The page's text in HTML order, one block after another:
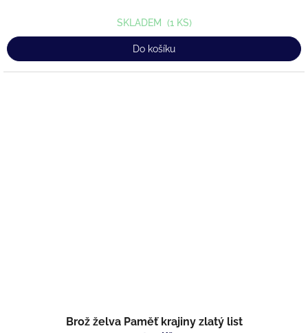
SKLADEM (1 KS)
Do košíku
Brož želva Paměť krajiny zlatý list